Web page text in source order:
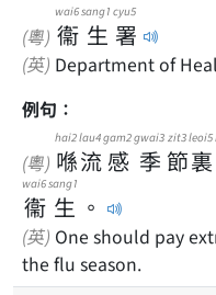
(粵) 衞
wai6
生
sang1
署
cyu5
(英) Department of
例句：
(粵) 喺
hai2
流
lau4
感
gam2
季
gwai3
節
zit3
裏
leoi5
衞
wai6
生
sang1
。
(英) One should pay
the flu season.